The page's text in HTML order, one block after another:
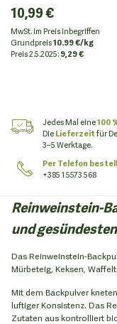
10,99 €
MwSt. im Preis inbegriffen
Grundpreis10.99 €/kg
Preis2.5.2025:9,29 €
Jedes Mal eine100
DieLieferzeitfür
3–5 Werktage.
Per Telefon
+385 1 5573 568
Reinweinstein-
und
Das Reinweinstein-
Mürbeteig, Keksen,
Mit dem Backpulver
luftiger Konsistenz. Das
Zutaten aus kontrolliert